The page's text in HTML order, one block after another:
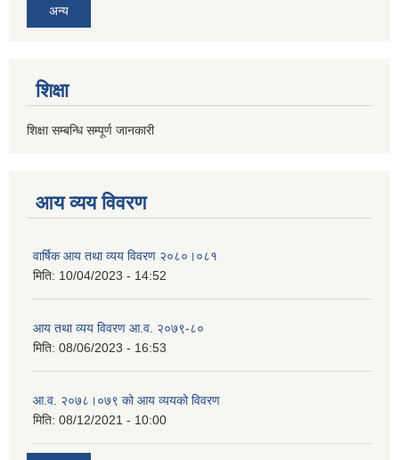
अन्य
शिक्षा
शिक्षा सम्बन्धि सम्पूर्ण जानकारी
आय व्यय विवरण
वार्षिक आय तथा व्यय विवरण २०८०।०८१
मिति: 10/04/2023 - 14:52
आय तथा व्यय विवरण आ.व. २०७९-८०
मिति: 08/06/2023 - 16:53
आ.व. २०७८।०७९ को आय व्ययको विवरण
मिति: 08/12/2021 - 10:00